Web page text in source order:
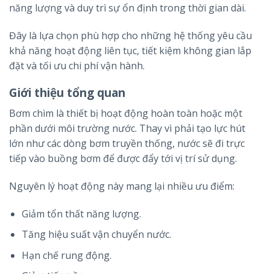
năng lượng và duy trì sự ổn định trong thời gian dài.
Đây là lựa chọn phù hợp cho những hệ thống yêu cầu
khả năng hoạt động liên tục, tiết kiệm không gian lắp
đặt và tối ưu chi phí vận hành.
Giới thiệu tổng quan
Bơm chìm là thiết bị hoạt động hoàn toàn hoặc một
phần dưới môi trường nước. Thay vì phải tạo lực hút
lớn như các dòng bơm truyền thống, nước sẽ đi trực
tiếp vào buồng bơm để được đẩy tới vị trí sử dụng.
Nguyên lý hoạt động này mang lại nhiều ưu điểm:
Giảm tổn thất năng lượng.
Tăng hiệu suất vận chuyển nước.
Hạn chế rung động.